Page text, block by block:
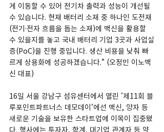
게 이동할 수 있어 전기차 출력과 성능이 개선될
수 있습니다. 현재 배터리 소재 중 하나인 도전재
(전기·전자 흐름을 돕는 소재)에 맥신을 활용할
수 있을지를 놓고 국내 배터리 기업 3곳과 사업실
증(PoC)을 진행 중입니다. 생산 비용을 낮춰 빠
르게 상용화에 성공하겠습니다.” (오정민 이노맥
신 대표)
16일 서울 강남구 섬유센터에서 열린 ‘제11회 블
루포인트파트너스 데모데이’에선 맥신, 양자 등
새로운 기술을 보유한 스타트업에 이목이 집중됐
다. 행사에는 투자자, 학계, 대기업 관계자 등 약